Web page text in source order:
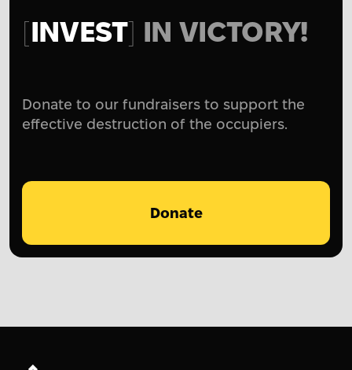
INVEST IN VICTORY!
Donate to our fundraisers to support the
effective destruction of the occupiers.
Donate